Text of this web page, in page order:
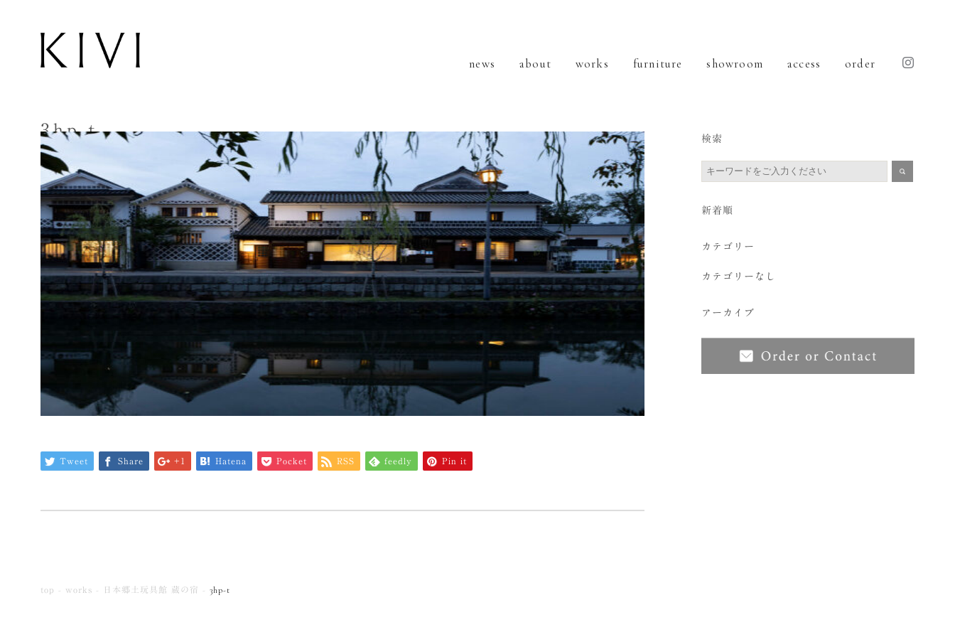
news about works furniture showroom access order
3hp-t
Tweet Share +1 Hatena Pocket RSS feedly Pin it
検索
新着順
カテゴリー
カテゴリーなし
アーカイブ
top works 日本郷土玩具館 蔵の宿 3hp-t